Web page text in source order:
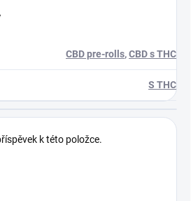
CBD pre-rolls,CBD s THC
S THC
k této položce.